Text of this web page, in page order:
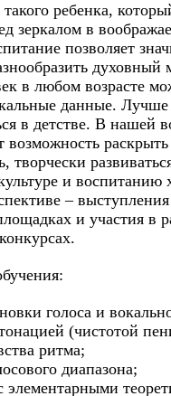
ребенка,
зеркалом в
позволяет
духовный
в любом возрасте
данные. Лучше
в детстве. В нашей
возможность
творчески
и воспитанию
–
и участия в
голоса и
(чистотой
ритма;
диапазона;
элементарными